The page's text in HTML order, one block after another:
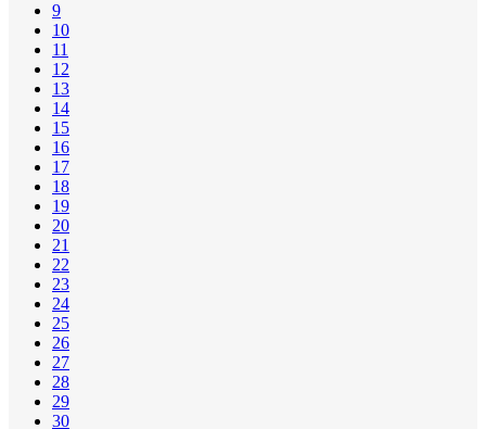
9
10
11
12
13
14
15
16
17
18
19
20
21
22
23
24
25
26
27
28
29
30